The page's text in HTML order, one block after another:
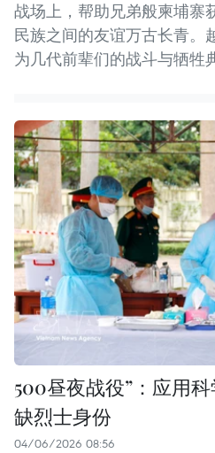
战场上，帮助兄弟般柬埔寨
民族之间的友谊万古长青。
为几代前辈们的战斗与牺牲
500昼夜战役”：应用
缺烈士身份
04/06/2026 08:56